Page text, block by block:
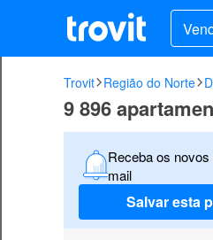
Trovit Região do Norte
9 896
Receba os
mail
Salvar esta